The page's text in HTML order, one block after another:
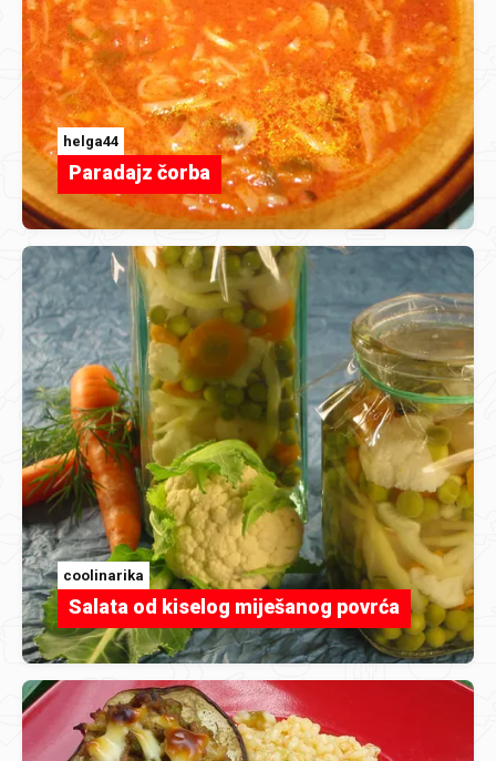
helga44
Paradajz čorba
coolinarika
Salata od kiselog miješanog povrća